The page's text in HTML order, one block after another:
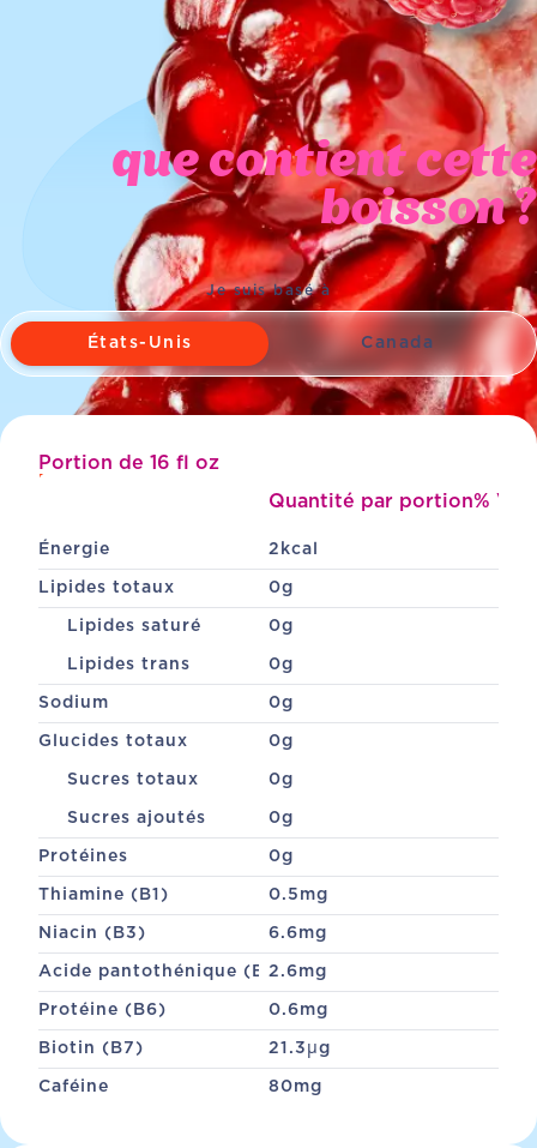
que contient cette
boisson ?
Je suis basé à
États-Unis Canada
Faire défiler
Portion de 16 fl oz
Quantité par portion%
Énergie 2 kcal
Lipides totaux 0g
Lipides saturé 0g
Lipides trans 0g
Sodium 0g
Glucides totaux 0g
Sucres totaux 0g
Sucres ajoutés 0g
Protéines 0g
Thiamine (B1) 0.5 mg
Niacin (B3) 6.6mg
Acide pantothénique (B5)2.6mg
Protéine (B6) 0.6mg
Biotin (B7) 21.3 µg
Caféine 80mg